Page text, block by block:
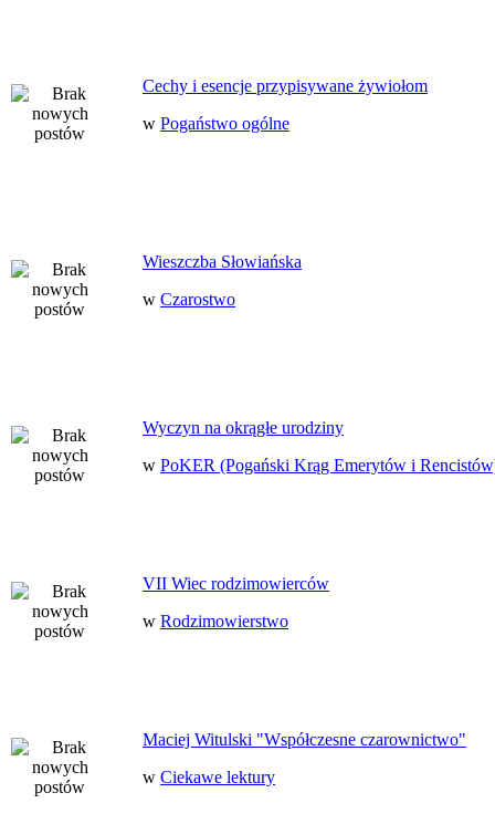
Cechy i esencje przypisywane żywiołom
w Pogaństwo ogólne
Wieszczba Słowiańska
w Czarostwo
Wyczyn na okrągłe urodziny
w PoKER (Pogański Krąg Emerytów i
VII Wiec rodzimowierców
w Rodzimowierstwo
Maciej Witulski "Współczesne czarownictwo"
w Ciekawe lektury